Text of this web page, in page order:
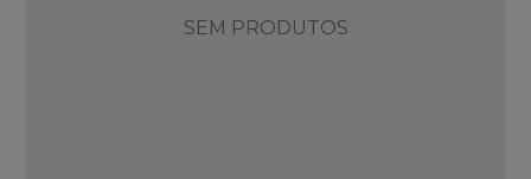
SEM PRODUTOS